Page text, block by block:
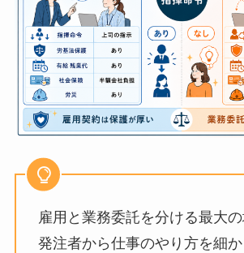
雇用と業務委託を分ける最大の
発注者から仕事のやり方を細